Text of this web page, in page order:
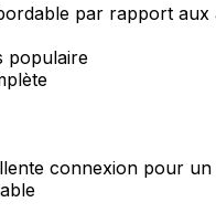
par rapport aux
populaire
connexion pour